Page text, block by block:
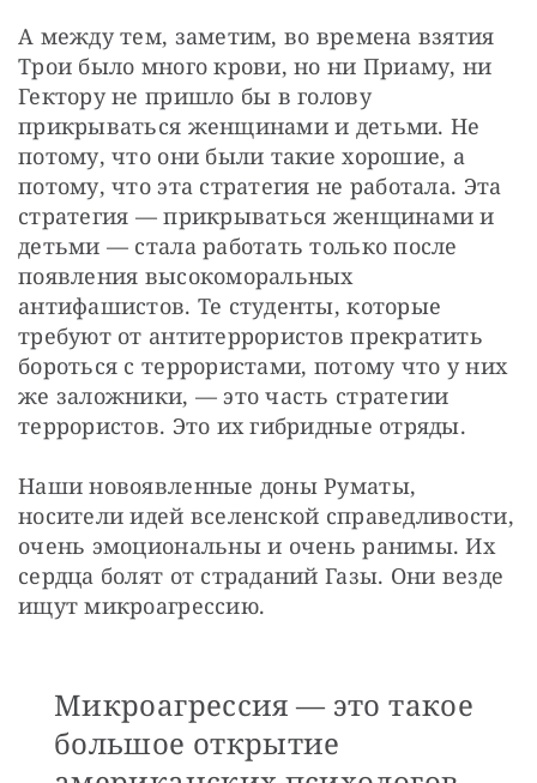
А между тем, заметим, во времена взятия
Трои было много крови, но ни Приаму, ни
Гектору не пришло бы в голову
прикрываться женщинами и детьми. Не
потому, что они были такие хорошие, а
потому, что эта стратегия не работала. Эта
стратегия — прикрываться женщинами и
детьми — стала работать только после
появления высокоморальных
антифашистов. Те студенты, которые
требуют от антитеррористов прекратить
бороться с террористами, потому что у них
же заложники, — это часть стратегии
террористов. Это их гибридные отряды.
Наши новоявленные доны Руматы,
носители идей вселенской справедливости,
очень эмоциональны и очень ранимы. Их
сердца болят от страданий Газы. Они везде
ищут микроагрессию.
Микроагрессия — это такое
большое открытие